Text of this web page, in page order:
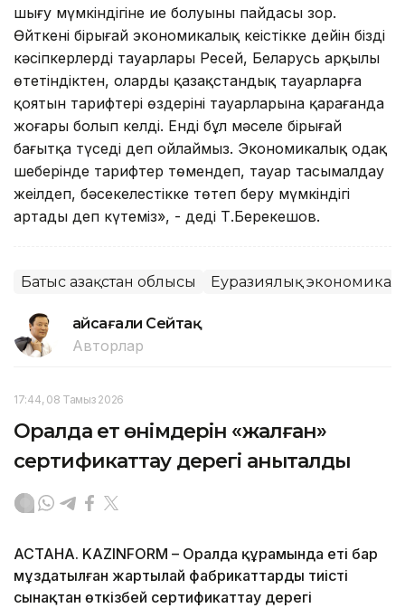
шығу мүмкіндігіне ие болуының пайдасы зор.
Өйткені бірыңғай экономикалық кеңістікке дейін біздің
кәсіпкерлердің тауарлары Ресей, Беларусь арқылы
өтетіндіктен, олардың қазақстандық тауарларға
қоятын тарифтері өздерінің тауарларына қарағанда
жоғары болып келді. Енді бұл мәселе бірыңғай
бағытқа түседі деп ойлаймыз. Экономикалық одақ
шеңберінде тарифтер төмендеп, тауар тасымалдау
жеңілдеп, бәсекелестікке төтеп беру мүмкіндігі
артады деп күтеміз», - деді Т.Берекешов.
Батыс Қазақстан облысы Еуразиялық
Ғайсағали Сейтақ
Авторлар
17:44, 08 Тамыз 2026
Оралда ет өнімдерін «жалған»
сертификаттау дерегі анықталды
АСТАНА. KAZINFORM – Оралда құрамында еті бар
мұздатылған жартылай фабрикаттарды тиісті
сынақтан өткізбей сертификаттау дерегі